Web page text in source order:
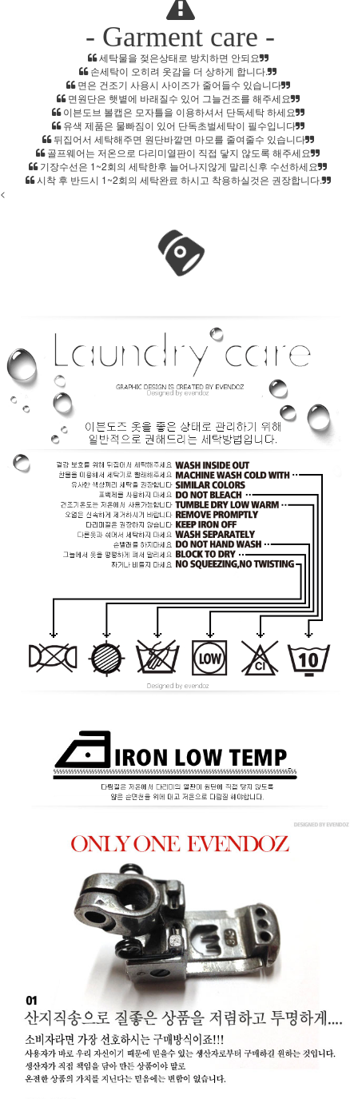
- Garment care -
세탁물을 젖은상태로 방치하면 안되요
손세탁이 오히려 옷감을 더 상하게 합니다.
면은 건조기 사용시 사이즈가 줄어들수 있습니다
면원단은 햇볕에 바래질수 있어 그늘건조를 해주세요
이븐도브 볼캡은 모자틀을 이용하셔서 단독세탁 하세요
유색 제품은 물빠짐이 있어 단독초벌세탁이 필수입니다
뒤집어서 세탁해주면 원단바깥면 마모를 줄여줄수 있습니다
골프웨어는 저온으로 다리미열판이 직접 닿지 않도록 해주세요
기장수선은 1~2회의 세탁한후 늘어나지않게 말리신후 수선하세요
시착 후 반드시 1~2회의 세탁완료 하시고 착용하실것은 권장합니다.
<